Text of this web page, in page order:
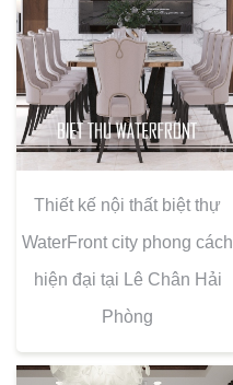
Thiết kế nội thất biệt thự
WaterFront city phong cách
hiện đại tại Lê Chân Hải
Phòng